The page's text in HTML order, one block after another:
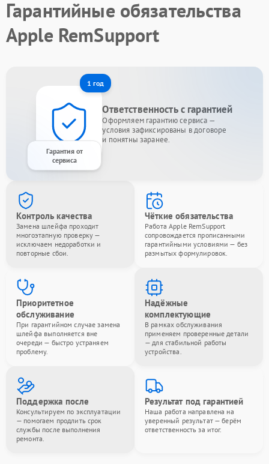
Гарантийные обязательства
Apple RemSupport
1 год
Гарантия от
сервиса
Ответственность с гарантией
Оформляем гарантию сервиса —
условия зафиксированы в договоре
и понятны заранее.
Контроль качества
Замена шлейфа проходит
многоэтапную проверку —
исключаем недоработки и
повторные сбои.
Чёткие обязательства
Работа Apple RemSupport
сопровождается прописанными
гарантийными условиями — без
размытых формулировок.
Приоритетное
обслуживание
При гарантийном случае замена
шлейфа выполняется вне
очереди — быстро устраняем
проблему.
Надёжные
комплектующие
В рамках обслуживания
применяем проверенные детали
— для стабильной работы
устройства.
Поддержка после
Консультируем по эксплуатации
— помогаем продлить срок
службы после выполнения
ремонта.
Результат под гарантией
Наша работа направлена на
уверенный результат — берём
ответственность за итог.